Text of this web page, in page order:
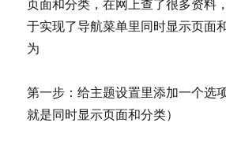
页面和分类，在网上查了很多资料
于实现了导航菜单里同时显示页面
为
第一步：给主题设置里添加一个选
就是同时显示页面和分类）